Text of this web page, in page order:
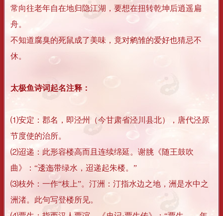
常向往老年自在地归隐江湖，要想在扭转乾坤后逍遥扁
舟。
不知道腐臭的死鼠成了美味，竟对鹓雏的爱好也猜忌不
休。
太极鱼诗词起名注释：
⑴安定：郡名，即泾州（今甘肃省泾川县北），唐代泾原
节度使的治所。
⑵迢递：此形容楼高而且连续绵延。谢朓《随王鼓吹
曲》：“逶迤带绿水，迢递起朱楼。”
⑶枝外：一作“枝上”。汀洲：汀指水边之地，洲是水中之
洲渚。此句写登楼所见。